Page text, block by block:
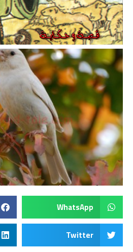
WhatsApp
Twitter